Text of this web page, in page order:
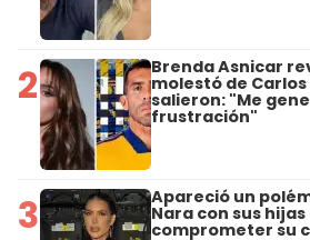
2 Brenda Asnicar
molestó de
salieron: "Me
frustración"
3 Apareció un
Nara con sus
comprometer su